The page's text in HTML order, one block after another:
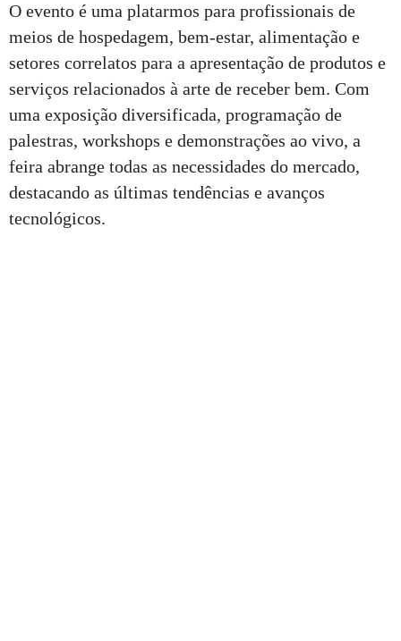
O evento é uma platarmos para profissionais de
meios de hospedagem, bem-estar, alimentação e
setores correlatos para a apresentação de produtos e
serviços relacionados à arte de receber bem. Com
uma exposição diversificada, programação de
palestras, workshops e demonstrações ao vivo, a
feira abrange todas as necessidades do mercado,
destacando as últimas tendências e avanços
tecnológicos.